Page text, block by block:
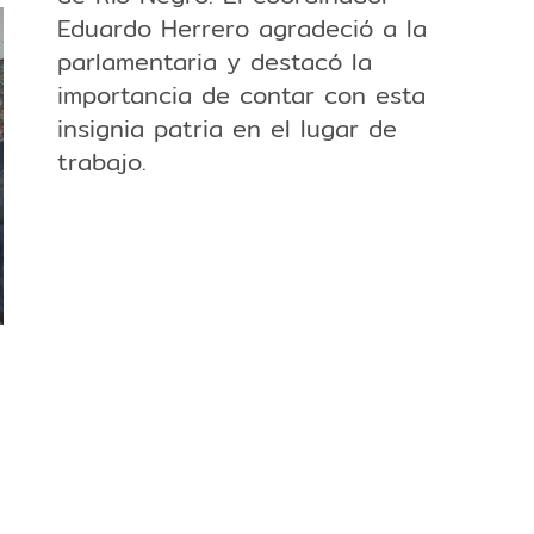
Eduardo Herrero agradeció a la
parlamentaria y destacó la
importancia de contar con esta
insignia patria en el lugar de
trabajo.